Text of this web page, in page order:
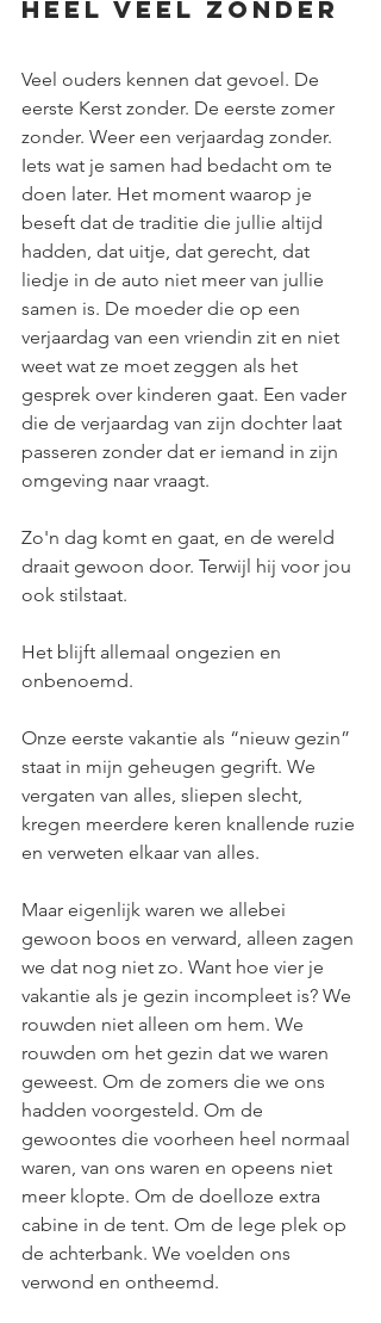
Heel veel zonder
Veel ouders kennen dat gevoel. De
eerste Kerst zonder. De eerste zomer
zonder. Weer een verjaardag zonder.
Iets wat je samen had bedacht om te
doen later. Het moment waarop je
beseft dat de traditie die jullie altijd
hadden, dat uitje, dat gerecht, dat
liedje in de auto niet meer van jullie
samen is. De moeder die op een
verjaardag van een vriendin zit en niet
weet wat ze moet zeggen als het
gesprek over kinderen gaat. Een vader
die de verjaardag van zijn dochter laat
passeren zonder dat er iemand in zijn
omgeving naar vraagt.
Zo'n dag komt en gaat, en de wereld
draait gewoon door. Terwijl hij voor jou
ook stilstaat.
Het blijft allemaal ongezien en
onbenoemd.
Onze eerste vakantie als “nieuw gezin”
staat in mijn geheugen gegrift. We
vergaten van alles, sliepen slecht,
kregen meerdere keren knallende ruzie
en verweten elkaar van alles.
Maar eigenlijk waren we allebei
gewoon boos en verward, alleen zagen
we dat nog niet zo. Want hoe vier je
vakantie als je gezin incompleet is? We
rouwden niet alleen om hem. We
rouwden om het gezin dat we waren
geweest. Om de zomers die we ons
hadden voorgesteld. Om de
gewoontes die voorheen heel normaal
waren, van ons waren en opeens niet
meer klopte. Om de doelloze extra
cabine in de tent. Om de lege plek op
de achterbank. We voelden ons
verwond en ontheemd.